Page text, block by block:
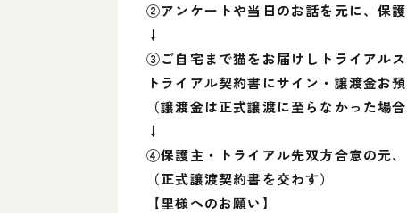
②アンケートや当日のお話を元に、保
↓
③ご自宅まで猫をお届けしトライアル
トライアル契約書にサイン・譲渡金お預
（譲渡金は正式譲渡に至らなかった場合
↓
④保護主・トライアル先双方合意の元
（正式譲渡契約書を交わす）
【里様へのお願い】